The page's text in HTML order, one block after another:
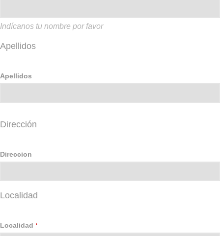
Indícanos tu nombre por favor
Apellidos
Apellidos
Dirección
Direccion
Localidad
Localidad *